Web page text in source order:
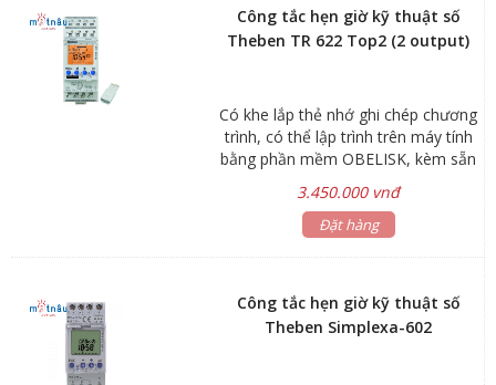
Công tắc hẹn giờ kỹ thuật số
Theben TR 622 Top2 (2 output)
Có khe lắp thẻ nhớ ghi chép chương
trình, có thể lập trình trên máy tính
bằng phần mềm OBELISK, kèm sẵn
3.450.000 vnđ
Đặt hàng
Công tắc hẹn giờ kỹ thuật số
Theben Simplexa-602